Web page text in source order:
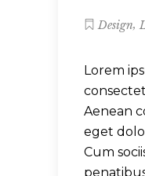
Design,
Lorem
Aenean
eget
Cum